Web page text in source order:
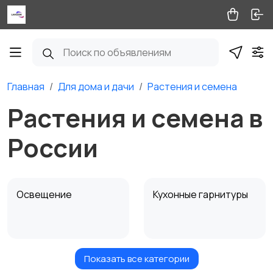
Главная Для дома и дачи Растения и семена
Растения и семена в
России
Освещение Кухонные гарнитуры
Кровати и матрасы8 Диваны и кресла
Показать все категории